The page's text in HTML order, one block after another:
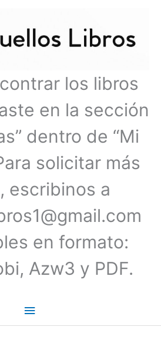
los libros
en la sección
dentro de “Mi
solicitar más
escribinos a
en formato:
Azw3 y PDF.
principal